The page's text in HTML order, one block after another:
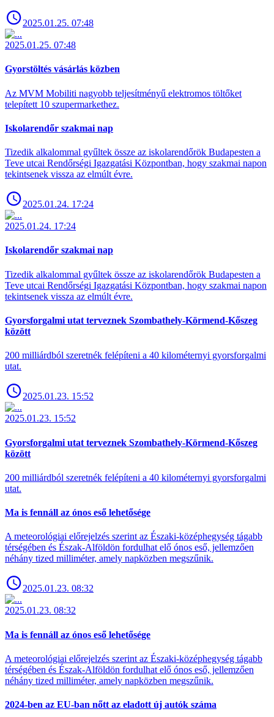
2025.01.25. 07:48
2025.01.25. 07:48
Gyorstöltés vásárlás közben
Az MVM Mobiliti nagyobb teljesítményű elektromos töltőket
telepített 10 szupermarkethez.
Iskolarendőr szakmai nap
Tizedik alkalommal gyűltek össze az iskolarendőrök Budapesten a
Teve utcai Rendőrségi Igazgatási Központban, hogy szakmai napon
tekintsenek vissza az elmúlt évre.
2025.01.24. 17:24
2025.01.24. 17:24
Iskolarendőr szakmai nap
Tizedik alkalommal gyűltek össze az iskolarendőrök Budapesten a
Teve utcai Rendőrségi Igazgatási Központban, hogy szakmai napon
tekintsenek vissza az elmúlt évre.
Gyorsforgalmi utat terveznek Szombathely-Körmend-Kőszeg
között
200 milliárdból szeretnék felépíteni a 40 kilométernyi gyorsforgalmi
utat.
2025.01.23. 15:52
2025.01.23. 15:52
Gyorsforgalmi utat terveznek Szombathely-Körmend-Kőszeg
között
200 milliárdból szeretnék felépíteni a 40 kilométernyi gyorsforgalmi
utat.
Ma is fennáll az ónos eső lehetősége
A meteorológiai előrejelzés szerint az Északi-középhegység tágabb
térségében és Észak-Alföldön fordulhat elő ónos eső, jellemzően
néhány tized milliméter, amely napközben megszűnik.
2025.01.23. 08:32
2025.01.23. 08:32
Ma is fennáll az ónos eső lehetősége
A meteorológiai előrejelzés szerint az Északi-középhegység tágabb
térségében és Észak-Alföldön fordulhat elő ónos eső, jellemzően
néhány tized milliméter, amely napközben megszűnik.
2024-ben az EU-ban nőtt az eladott új autók száma